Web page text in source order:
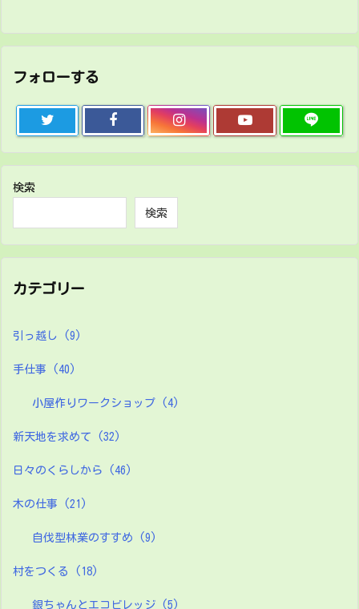
フォローする
検索
検索
カテゴリー
引っ越し (9)
手仕事 (40)
小屋作りワークショップ (4)
新天地を求めて (32)
日々のくらしから (46)
木の仕事 (21)
自伐型林業のすすめ (9)
村をつくる (18)
銀ちゃんとエコビレッジ (5)